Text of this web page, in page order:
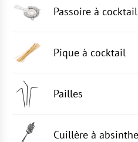
Passoire à cocktail
Pique à cocktail
Pailles
Cuillère à absinthe